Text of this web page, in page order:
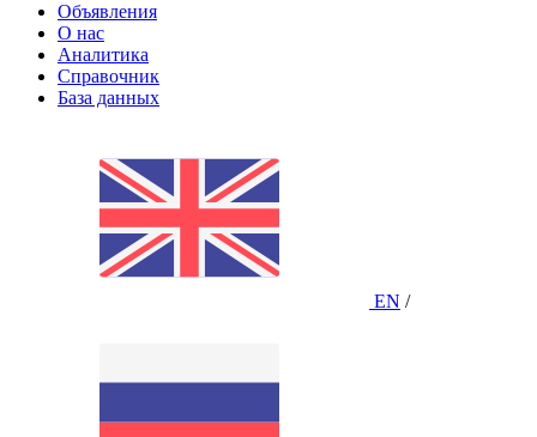
Объявления
О нас
Аналитика
Справочник
База данных
EN /